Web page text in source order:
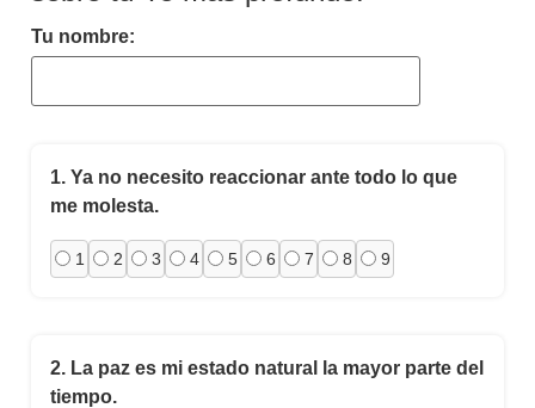
Tu nombre:
1. Ya no necesito reaccionar ante todo lo que
me molesta.
1 2 3 4 5 6 7 8 9
2. La paz es mi estado natural la mayor parte del
tiempo.